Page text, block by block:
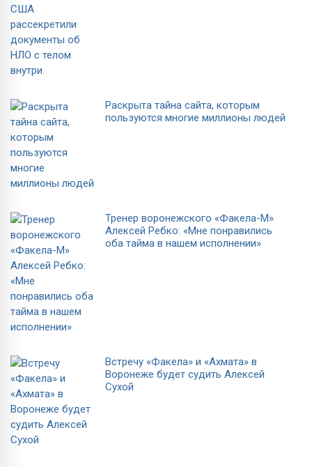
Раскрыта тайна сайта, которым
пользуются многие миллионы людей
Тренер воронежского «Факела-М»
Алексей Ребко: «Мне понравились
оба тайма в нашем исполнении»
Встречу «Факела» и «Ахмата» в
Воронеже будет судить Алексей
Сухой